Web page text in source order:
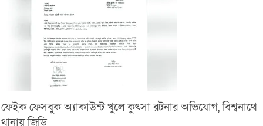
ফেইক ফেসবুক অ্যাকাউন্ট খুলে কুৎসা রটনার অভিযোগ, বিশ্বনাথে
থানায় জিডি